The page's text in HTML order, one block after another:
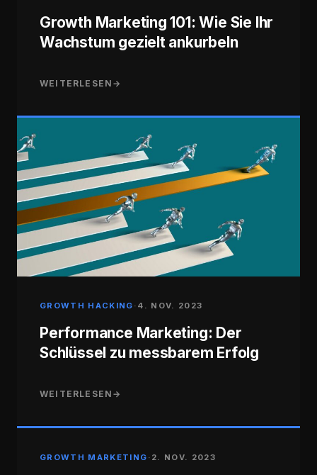
Growth Marketing 101: Wie Sie Ihr
Wachstum gezielt ankurbeln
WEITERLESEN →
GROWTH HACKING · 4. NOV. 2023
Performance Marketing: Der
Schlüssel zu messbarem Erfolg
WEITERLESEN →
GROWTH MARKETING · 2. NOV. 2023